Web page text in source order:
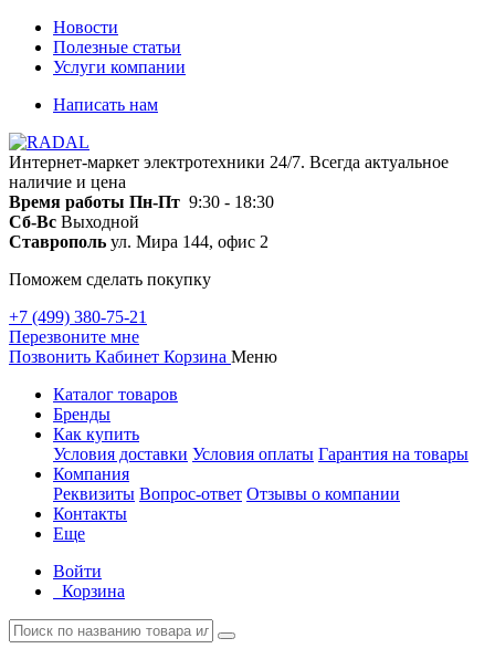
Новости
Полезные статьи
Услуги компании
Написать нам
Интернет-маркет электротехники 24/7. Всегда актуальное
наличие и цена
Время работы Пн-Пт 9:30 - 18:30
Сб-Вс Выходной
Ставрополь ул. Мира 144, офис 2
Поможем сделать покупку
+7 (499) 380-75-21
Перезвоните мне
Позвонить Кабинет Корзина Меню
Каталог товаров
Бренды
Как купить
Условия доставки Условия оплаты Гарантия на товары
Компания
Реквизиты Вопрос-ответ Отзывы о компании
Контакты
Еще
Войти
Корзина